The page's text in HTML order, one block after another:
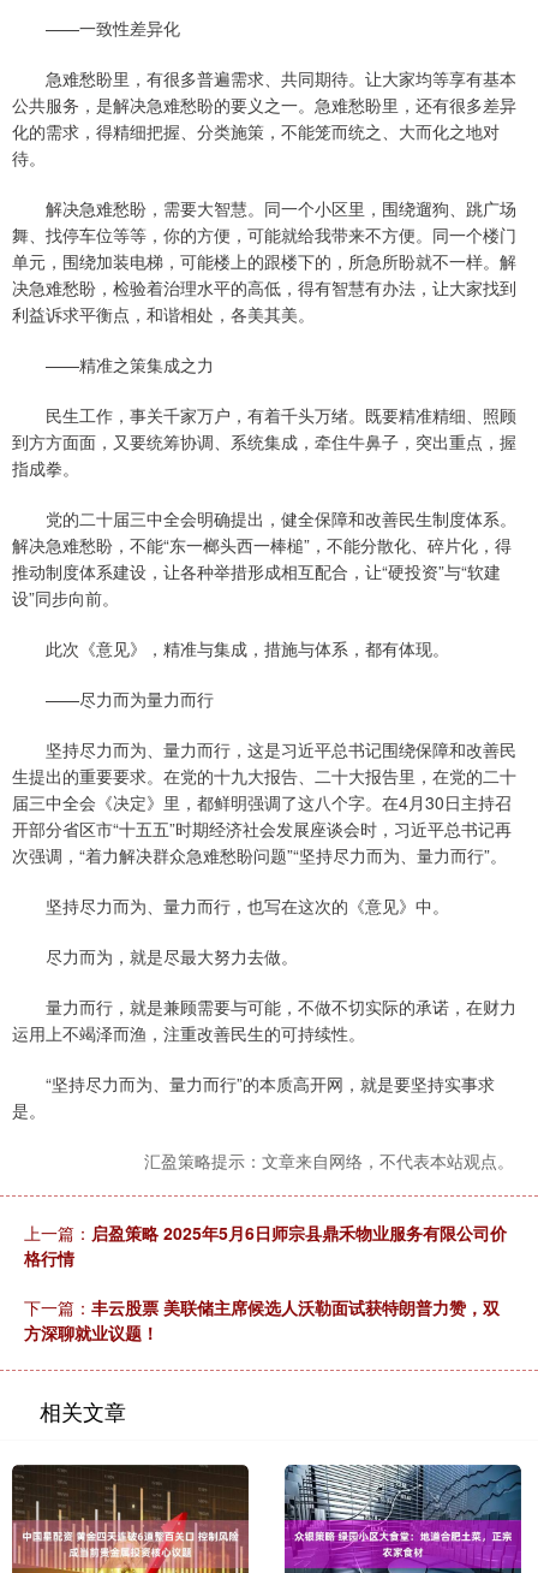
——一致性差异化
急难愁盼里，有很多普遍需求、共同期待。让大家均等享有基本
公共服务，是解决急难愁盼的要义之一。急难愁盼里，还有很多差异
化的需求，得精细把握、分类施策，不能笼而统之、大而化之地对
待。
解决急难愁盼，需要大智慧。同一个小区里，围绕遛狗、跳广场
舞、找停车位等等，你的方便，可能就给我带来不方便。同一个楼门
单元，围绕加装电梯，可能楼上的跟楼下的，所急所盼就不一样。解
决急难愁盼，检验着治理水平的高低，得有智慧有办法，让大家找到
利益诉求平衡点，和谐相处，各美其美。
——精准之策集成之力
民生工作，事关千家万户，有着千头万绪。既要精准精细、照顾
到方方面面，又要统筹协调、系统集成，牵住牛鼻子，突出重点，握
指成拳。
党的二十届三中全会明确提出，健全保障和改善民生制度体系。
解决急难愁盼，不能“东一榔头西一棒槌”，不能分散化、碎片化，得
推动制度体系建设，让各种举措形成相互配合，让“硬投资”与“软建
设”同步向前。
此次《意见》，精准与集成，措施与体系，都有体现。
——尽力而为量力而行
坚持尽力而为、量力而行，这是习近平总书记围绕保障和改善民
生提出的重要要求。在党的十九大报告、二十大报告里，在党的二十
届三中全会《决定》里，都鲜明强调了这八个字。在4月30日主持召
开部分省区市“十五五”时期经济社会发展座谈会时，习近平总书记再
次强调，“着力解决群众急难愁盼问题”“坚持尽力而为、量力而行”。
坚持尽力而为、量力而行，也写在这次的《意见》中。
尽力而为，就是尽最大努力去做。
量力而行，就是兼顾需要与可能，不做不切实际的承诺，在财力
运用上不竭泽而渔，注重改善民生的可持续性。
“坚持尽力而为、量力而行”的本质高开网，就是要坚持实事求
是。
汇盈策略提示：文章来自网络，不代表本站观点。
上一篇： 启盈策略 2025年5月6日师宗县鼎禾物业服务有限公司价
格行情
下一篇： 丰云股票 美联储主席候选人沃勒面试获特朗普力赞，双
方深聊就业议题！
相关文章